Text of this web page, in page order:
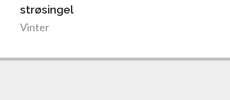
strøsingel
Vinter